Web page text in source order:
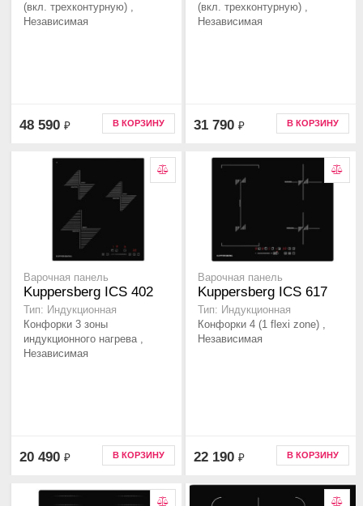
(вкл. трехконтурную) ,
Независимая
48 590 ₽ В КОРЗИНУ
(вкл. трехконтурную) ,
Независимая
31 790 ₽ В КОРЗИНУ
Варочная панель
Kuppersberg ICS 402
Тип: Индукционная
Конфорки 3 зоны
индукционного нагрева ,
Независимая
20 490 ₽ В КОРЗИНУ
Варочная панель
Kuppersberg ICS 617
Тип: Индукционная
Конфорки 4 (1 flexi zone) ,
Независимая
22 190 ₽ В КОРЗИНУ